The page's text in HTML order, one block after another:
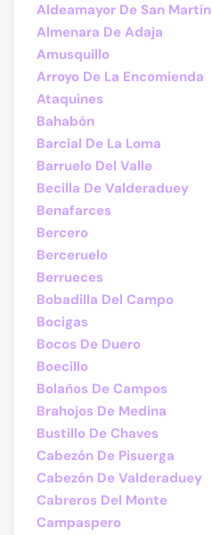
Aldeamayor De San Martín
Almenara De Adaja
Amusquillo
Arroyo De La Encomienda
Ataquines
Bahabón
Barcial De La Loma
Barruelo Del Valle
Becilla De Valderaduey
Benafarces
Bercero
Berceruelo
Berrueces
Bobadilla Del Campo
Bocigas
Bocos De Duero
Boecillo
Bolaños De Campos
Brahojos De Medina
Bustillo De Chaves
Cabezón De Pisuerga
Cabezón De Valderaduey
Cabreros Del Monte
Campaspero